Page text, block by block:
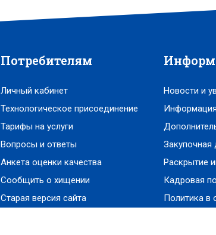
Потребителям
Личный кабинет
Технологическое присоединение
Тарифы на услуги
Вопросы и ответы
Анкета оценки качества
Сообщить о хищении
Старая версия сайта
Новости и
Закупочная
Раскрытие
Кадровая
Политика в